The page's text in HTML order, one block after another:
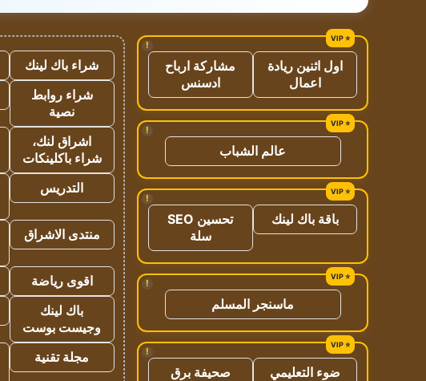
!
اول اثنين ريادة
اعمال
مشاركة ارباح
ادسنس
!
عالم الشباب
!
باقة باك لينك
تحسين SEO
سلة
!
ماسنجر المسلم
!
ضوء التعليمي
صحيفة برق
شراء باك لينك
شراء روابط
نصية
اشراق لنك،
شراء باكلينكات
التدريس
منتدى الاشراق
اقوى رياضة
باك لينك
وجيست بوست
مجلة تقنية